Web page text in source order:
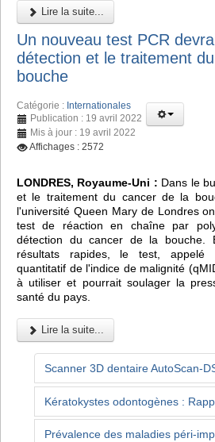
Lire la suite...
Un nouveau test PCR
détection et le traitement
bouche
Catégorie : Internationales
Publication : 19 avril 2022
Mis à jour : 19 avril 2022
Affichages : 2572
LONDRES, Royaume-Uni : Dans le
et le traitement du cancer de la
l'université Queen Mary de Londres
test de réaction en chaîne par
détection du cancer de la bouche.
résultats rapides, le test, appelé
quantitatif de l'indice de malignité
à utiliser et pourrait soulager la
santé du pays.
Lire la suite...
Scanner 3D dentaire AutoScan-
Kératokystes odontogènes :
Prévalence des maladies péri-